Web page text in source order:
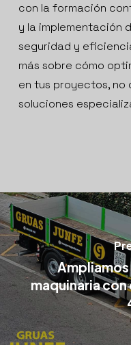
con la formación
y la implementación
seguridad y
más sobre cómo
en tus proyectos, no
soluciones
maquinaria con